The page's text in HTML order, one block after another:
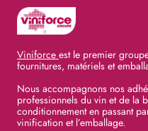
Viniforce est le premier
fournitures, matériels et
Nous accompagnons nos
professionnels du vin et de la
conditionnement en passant
vinification et l’emballage.